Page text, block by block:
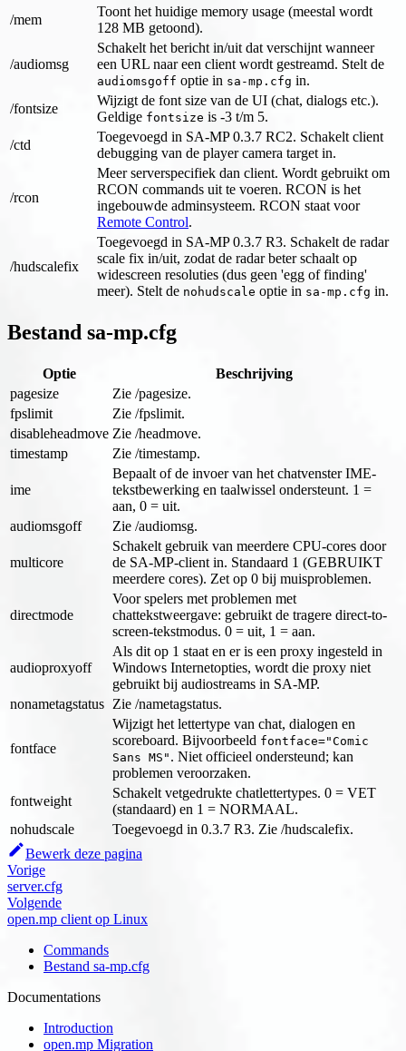
/mem
Toont het huidige memory usage (meestal wordt
128 MB getoond).
/audiomsg
Schakelt het bericht in/uit dat verschijnt wanneer
een URL naar een client wordt gestreamd. Stelt de
audiomsgoff optie in sa-mp.cfg in.
/fontsize
Wijzigt de font size van de UI (chat, dialogs etc.).
Geldige fontsize is -3 t/m 5.
/ctd
Toegevoegd in SA-MP 0.3.7 RC2. Schakelt client
debugging van de player camera target in.
/rcon
Meer serverspecifiek dan client. Wordt gebruikt om
RCON commands uit te voeren. RCON is het
ingebouwde adminsysteem. RCON staat voor
Remote Control.
/hudscalefix
Toegevoegd in SA-MP 0.3.7 R3. Schakelt de radar
scale fix in/uit, zodat de radar beter schaalt op
widescreen resoluties (dus geen 'egg of finding'
meer). Stelt de nohudscale optie in sa-mp.cfg in.
Bestand sa-mp.cfg
Optie
Beschrijving
pagesize
Zie /pagesize.
fpslimit
Zie /fpslimit.
disableheadmove Zie /headmove.
timestamp
Zie /timestamp.
ime
Bepaalt of de invoer van het chatvenster IME-
tekstbewerking en taalwissel ondersteunt. 1 =
aan, 0 = uit.
audiomsgoff
Zie /audiomsg.
multicore
Schakelt gebruik van meerdere CPU-cores door
de SA-MP-client in. Standaard 1 (GEBRUIKT
meerdere cores). Zet op 0 bij muisproblemen.
directmode
Voor spelers met problemen met
chattekstweergave: gebruikt de tragere direct-to-
screen-tekstmodus. 0 = uit, 1 = aan.
audioproxyoff
Als dit op 1 staat en er is een proxy ingesteld in
Windows Internetopties, wordt die proxy niet
gebruikt bij audiostreams in SA-MP.
nonametagstatus Zie /nametagstatus.
fontface
Wijzigt het lettertype van chat, dialogen en
scoreboard. Bijvoorbeeld fontface="Comic
Sans MS" . Niet officieel ondersteund; kan
problemen veroorzaken.
fontweight
Schakelt vetgedrukte chatlettertypes. 0 = VET
(standaard) en 1 = NORMAAL.
nohudscale
Toegevoegd in 0.3.7 R3. Zie /hudscalefix.
Bewerk deze pagina
Vorige
server.cfg
Volgende
open.mp client op Linux
Commands
Bestand sa-mp.cfg
Documentations
Introduction
open.mp Migration